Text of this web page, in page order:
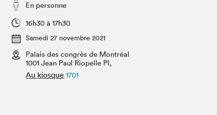
Espace exposant⋅e⋅s
Espace enseignant·e·s
SLM PRO
Salon au Palais
Projets partenaires
En personne
16h30 à 17h30
Samedi 27 novembre 2021
Palais des congrès de Montréal
1001 Jean Paul Riopelle Pl,
Au kiosque 1701